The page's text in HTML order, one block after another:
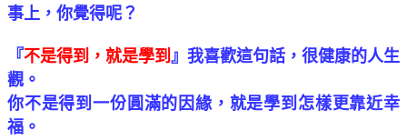
事上 ，你覺得呢？
『不是得到，就是學到 』我喜歡這句話，很健康的人生
觀。
你不是得到一份圓滿的因緣，就是學到怎樣更靠近幸
福。